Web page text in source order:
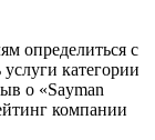
определиться с
категории
о «Sayman
компании